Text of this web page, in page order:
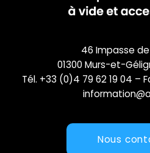
46 Impasse
01300 Murs-et-
Tél. +33 (0)4 79 62 19 04 –
Nous